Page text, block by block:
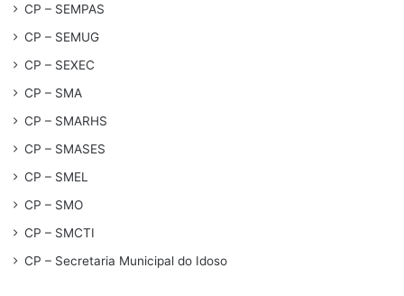
CP – SEMPAS
CP – SEMUG
CP – SEXEC
CP – SMA
CP – SMARHS
CP – SMASES
CP – SMEL
CP – SMO
CP – SMCTI
CP – Secretaria Municipal do Idoso